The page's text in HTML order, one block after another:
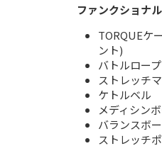
ファンクショナ
TORQUEケ
ント)
バトルロープ
ストレッチ
ケトルベル
メディシン
バランスボ
ストレッチ